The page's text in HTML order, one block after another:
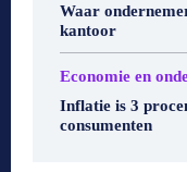
Waar
kantoor
Economie en
Inflatie is 3
consumenten